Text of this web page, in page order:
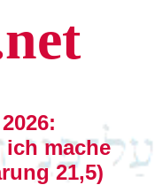
mache
21,5)